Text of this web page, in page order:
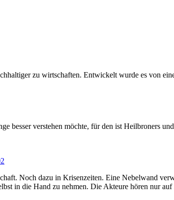
zu wirtschaften. Entwickelt wurde es von
besser verstehen möchte, für den ist Heilbroners
Noch dazu in Krisenzeiten. Eine Nebelwand
in die Hand zu nehmen. Die Akteure hören nur